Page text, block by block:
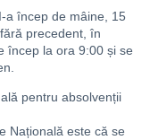
a încep de mâine, 15
precedent, în
încep la ora 9:00 și se
pentru absolvenții
Națională este că se